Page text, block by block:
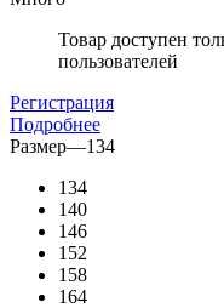
Товар доступен
пользователей
Регистрация
Подробнее
Размер—134
134
140
146
152
158
164